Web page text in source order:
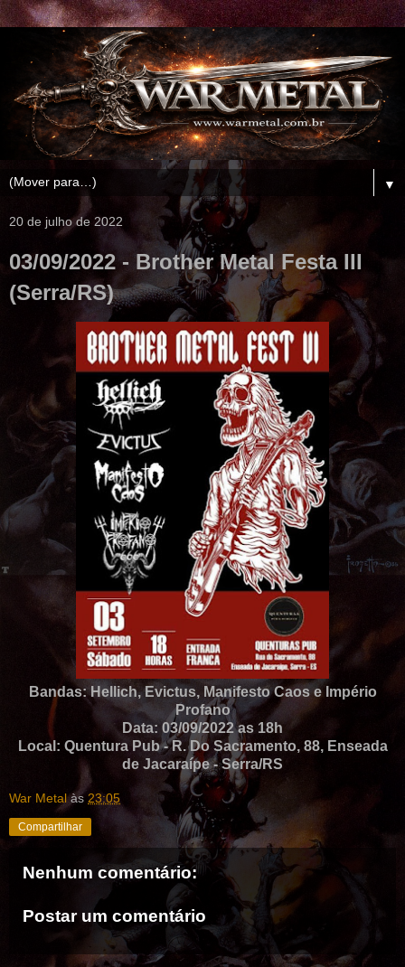
▼
20 de julho de 2022
03/09/2022 - Brother Metal Festa III
(Serra/RS)
Bandas: Hellich, Evictus, Manifesto Caos e Império
Profano
Data: 03/09/2022 as 18h
Local: Quentura Pub - R. Do Sacramento, 88, Enseada
de Jacaraípe - Serra/RS
War Metal às 23:05
Compartilhar
Nenhum comentário:
Postar um comentário